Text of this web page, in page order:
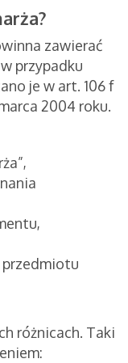
zawierać
przypadku
je w art. 106 f
2004 roku.
różnicach. Taki